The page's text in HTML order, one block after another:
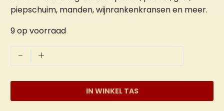
piepschuim, manden, wijnrankenkransen en meer.
9 op voorraad
-
Sneeuw+
IN WINKEL TAS